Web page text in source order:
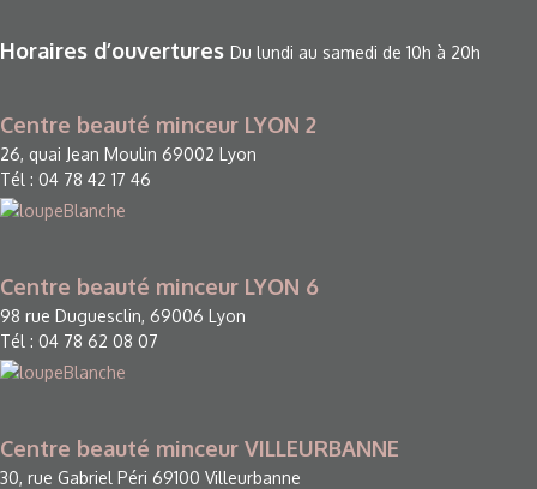
Horaires d’ouvertures Du lundi au samedi de 10h à 20h
Centre beauté minceur LYON 2
26, quai Jean Moulin 69002 Lyon
Tél : 04 78 42 17 46
Centre beauté minceur LYON 6
98 rue Duguesclin, 69006 Lyon
Tél : 04 78 62 08 07
Centre beauté minceur VILLEURBANNE
30, rue Gabriel Péri 69100 Villeurbanne